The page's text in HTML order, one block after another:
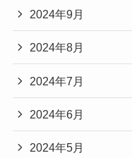
2024年9月
2024年8月
2024年7月
2024年6月
2024年5月